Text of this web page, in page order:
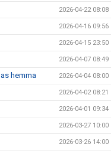
2026-04-22 08:08
2026-04-16 09:56
2026-04-15 23:50
2026-04-07 08:49
hemma 2026-04-04 08:00
2026-04-02 08:21
2026-04-01 09:34
2026-03-27 10:00
2026-03-26 14:00